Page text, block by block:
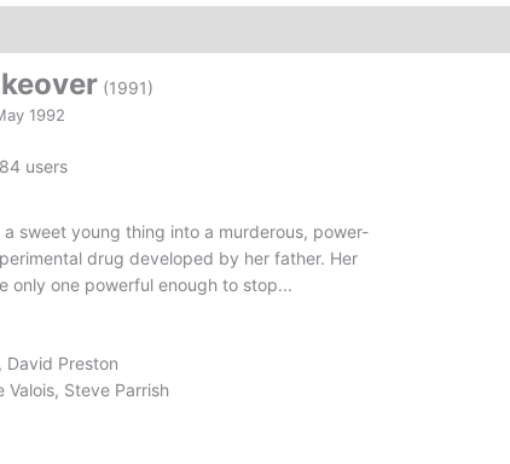
(1991)
1992
users
sweet young thing into a murderous, power-
drug developed by her father. Her
only one powerful enough to stop...
David Preston
Valois, Steve Parrish